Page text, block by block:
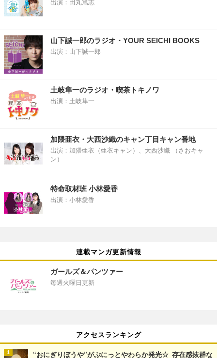
出演：田丸篤志
山下誠一郎のラジオ・YOUR SEICHI BOOKS
出演：山下誠一郎
土岐隼一のラジオ・喫茶トキノワ
出演：土岐隼一
加隈亜衣・大西沙織のキャン丁目キャン番地
出演：加隈亜衣（亜衣キャン）、大西沙織 （さおキャ
ン）
特命取材班 小林愛香
出演：小林愛香
連載マンガ更新情報
ガールズ＆パンツァー
毎週火曜日更新
アクセスランキング
“おにぎりぼうや”がぷにっとやわらか発光☆ 存在感抜群な